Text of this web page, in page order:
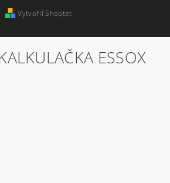
Vytvořil Shoptet
ESSOX